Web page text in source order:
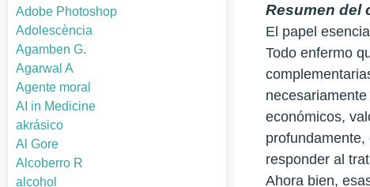
Adobe Photoshop
Adolescència
Agamben G.
Agarwal A
Agente moral
AI in Medicine
akrásico
Al Gore
Alcoberro R
alcohol
Resumen del
El papel
Todo enfermo
económicos,
responder al
Ahora bien,